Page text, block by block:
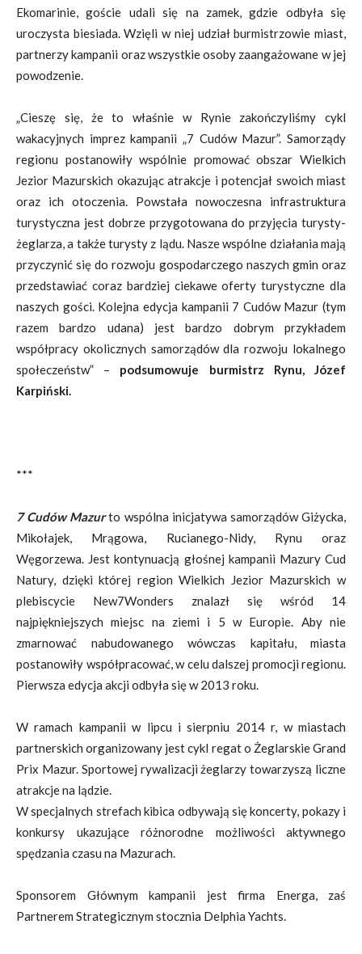
Ekomarinie, goście udali się na zamek, gdzie odbyła się
uroczysta biesiada. Wzięli w niej udział burmistrzowie miast,
partnerzy kampanii oraz wszystkie osoby zaangażowane w jej
powodzenie.
„Cieszę się, że to właśnie w Rynie zakończyliśmy cykl
wakacyjnych imprez kampanii „7 Cudów Mazur”. Samorządy
regionu postanowiły wspólnie promować obszar Wielkich
Jezior Mazurskich okazując atrakcje i potencjał swoich miast
oraz ich otoczenia. Powstała nowoczesna infrastruktura
turystyczna jest dobrze przygotowana do przyjęcia turysty-
żeglarza, a także turysty z lądu. Nasze wspólne działania mają
przyczynić się do rozwoju gospodarczego naszych gmin oraz
przedstawiać coraz bardziej ciekawe oferty turystyczne dla
naszych gości. Kolejna edycja kampanii 7 Cudów Mazur (tym
razem bardzo udana) jest bardzo dobrym przykładem
współpracy okolicznych samorządów dla rozwoju lokalnego
społeczeństw” – podsumowuje burmistrz Rynu, Józef
Karpiński.
***
7 Cudów Mazurto wspólna inicjatywa samorządów Giżycka,
Mikołajek, Mrągowa, Rucianego-Nidy, Rynu oraz
Węgorzewa. Jest kontynuacją głośnej kampanii Mazury Cud
Natury, dzięki której region Wielkich Jezior Mazurskich w
plebiscycie New7Wonders znalazł się wśród 14
najpiękniejszych miejsc na ziemi i 5 w Europie. Aby nie
zmarnować nabudowanego wówczas kapitału, miasta
postanowiły współpracować, w celu dalszej promocji regionu.
Pierwsza edycja akcji odbyła się w 2013 roku.
W ramach kampanii w lipcu i sierpniu 2014 r, w miastach
partnerskich organizowany jest cykl regat o Żeglarskie Grand
Prix Mazur. Sportowej rywalizacji żeglarzy towarzyszą liczne
atrakcje na lądzie.
W specjalnych strefach kibica odbywają się koncerty, pokazy i
konkursy ukazujące różnorodne możliwości aktywnego
spędzania czasu na Mazurach.
Sponsorem Głównym kampanii jest firma Energa, zaś
Partnerem Strategicznym stocznia Delphia Yachts.